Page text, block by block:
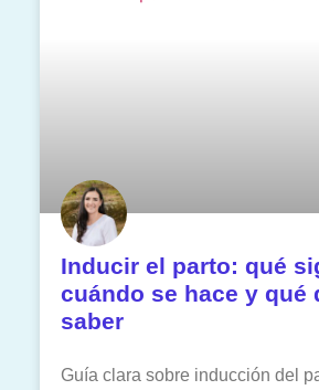
Inducir el parto: qué
cuándo se hace y qué
saber
Guía clara sobre inducción del